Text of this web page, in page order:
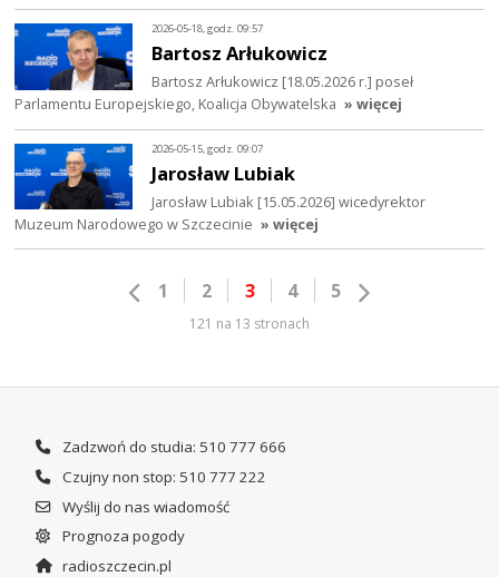
2026-05-18, godz. 09:57
Bartosz Arłukowicz
Bartosz Arłukowicz [18.05.2026 r.] poseł
Parlamentu Europejskiego, Koalicja Obywatelska » więcej
2026-05-15, godz. 09:07
Jarosław Lubiak
Jarosław Lubiak [15.05.2026] wicedyrektor
Muzeum Narodowego w Szczecinie » więcej
1 2 3 4 5
121 na 13 stronach
Zadzwoń do studia: 510 777 666
Czujny non stop: 510 777 222
Wyślij do nas wiadomość
Prognoza pogody
radioszczecin.pl